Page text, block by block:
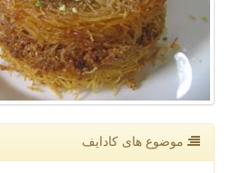
موضوع های كادایف